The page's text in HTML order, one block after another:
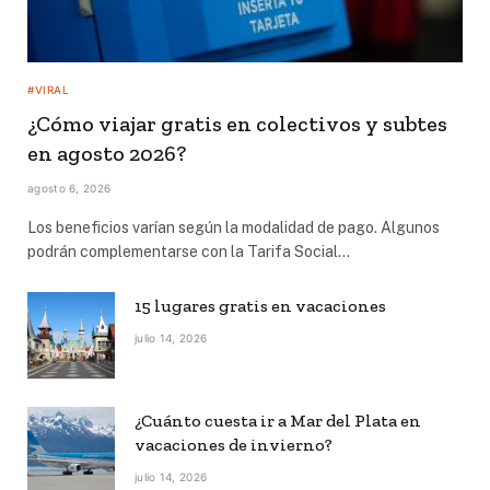
#VIRAL
¿Cómo viajar gratis en colectivos y subtes
en agosto 2026?
agosto 6, 2026
Los beneficios varían según la modalidad de pago. Algunos
podrán complementarse con la Tarifa Social…
15 lugares gratis en vacaciones
julio 14, 2026
¿Cuánto cuesta ir a Mar del Plata en
vacaciones de invierno?
julio 14, 2026